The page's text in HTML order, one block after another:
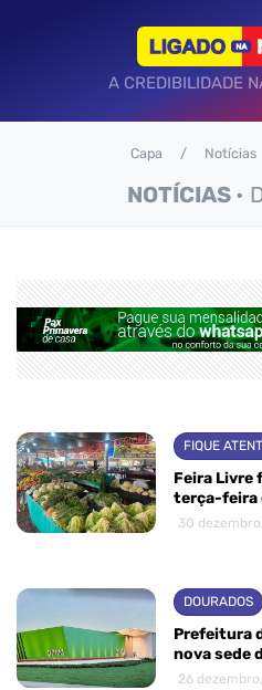
A CREDIBILIDADE
NOTÍCIAS •
Capa Notícias
FIQUE
Feira Livre
terça-feira
30
DOURADOS
Prefeitura
nova sede
26